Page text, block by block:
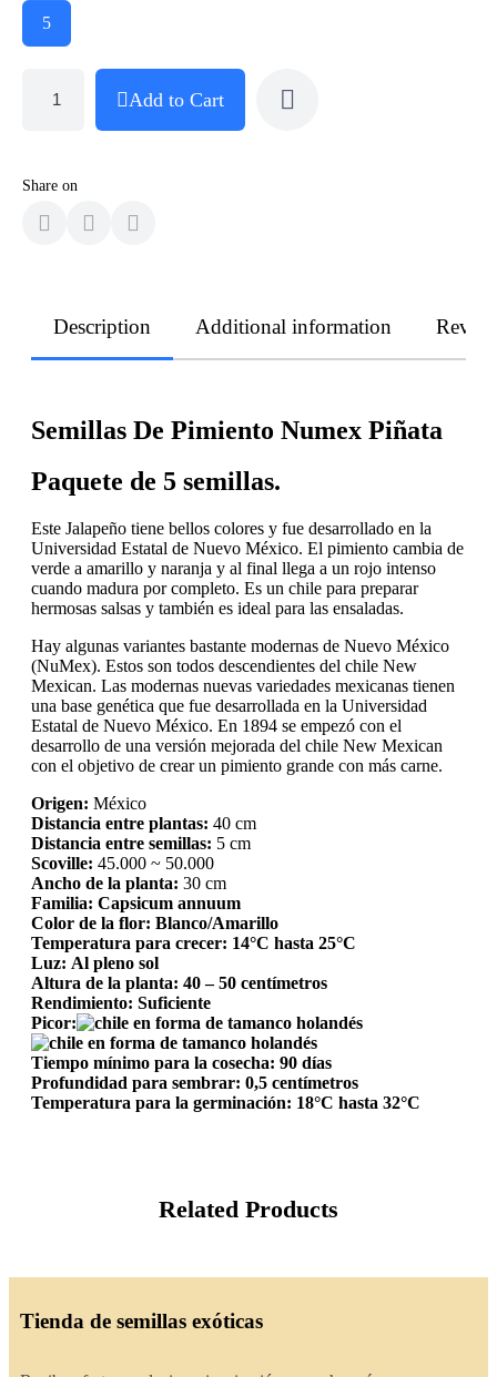
5
Add to Cart
Share on
Description Additional information
Semillas De Pimiento Numex Piñata
Paquete de 5 semillas.
Este Jalapeño tiene bellos colores y fue desarrollado en la
Universidad Estatal de Nuevo México. El pimiento cambia de
verde a amarillo y naranja y al final llega a un rojo intenso
cuando madura por completo. Es un chile para preparar
hermosas salsas y también es ideal para las ensaladas.
Hay algunas variantes bastante modernas de Nuevo México
(NuMex). Estos son todos descendientes del chile New
Mexican. Las modernas nuevas variedades mexicanas tienen
una base genética que fue desarrollada en la Universidad
Estatal de Nuevo México. En 1894 se empezó con el
desarrollo de una versión mejorada del chile New Mexican
con el objetivo de crear un pimiento grande con más carne.
Origen: México
Distancia entre plantas: 40 cm
Distancia entre semillas: 5 cm
Scoville: 45.000 ~ 50.000
Ancho de la planta: 30 cm
Familia: Capsicum annuum
Color de la flor: Blanco/Amarillo
Temperatura para crecer: 14°C hasta 25°C
Luz: Al pleno sol
Altura de la planta: 40 – 50 centímetros
Rendimiento: Suficiente
Picor:
Tiempo mínimo para la cosecha: 90 días
Profundidad para sembrar: 0,5 centímetros
Temperatura para la germinación: 18°C hasta 32°C
Related Products
Tienda de semillas exóticas